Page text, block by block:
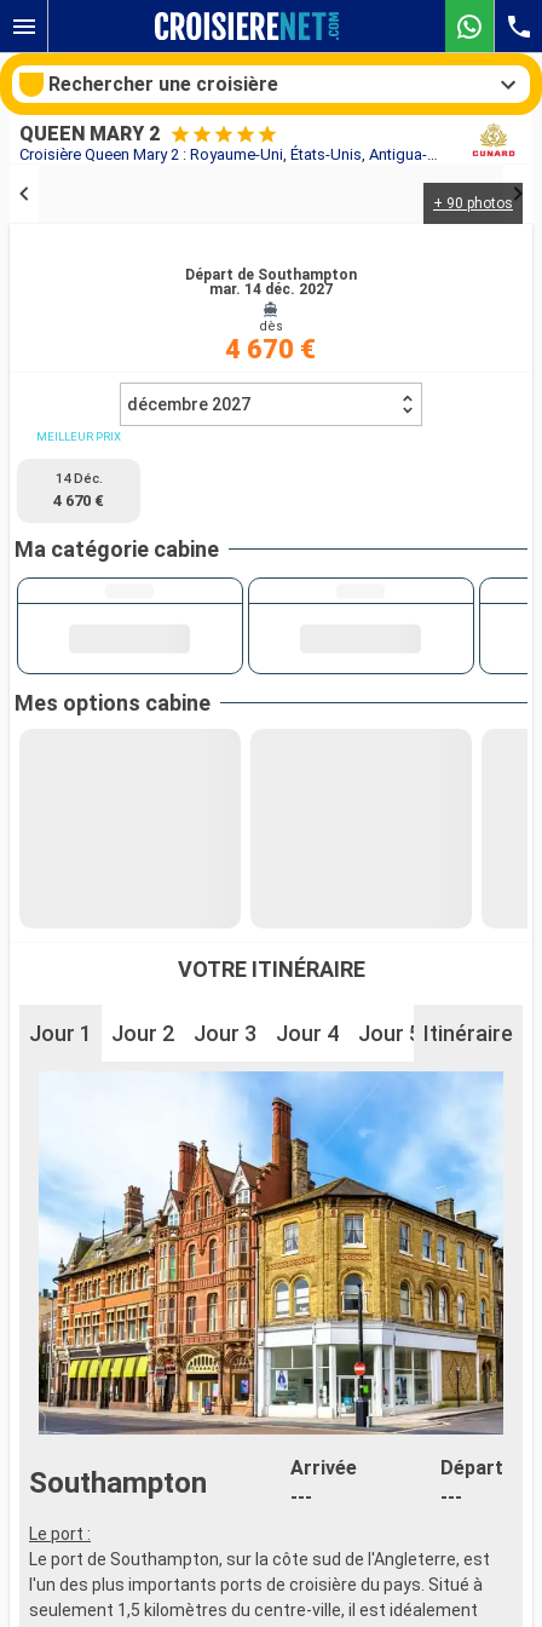
Croisière Queen Mary 2 : Royaume-Uni, États-Unis, Antigua-et-Barbuda, Sainte-Lucie, Barbade, Dominique, Saint-Martin au départ de Southampton
QUEEN MARY 2
+ 90 photos
Départ de Southampton
mar. 14 déc. 2027
dès
4 670 €
décembre 2027
MEILLEUR PRIX
14 Déc.
4 670 €
Ma catégorie cabine
Mes options cabine
VOTRE ITINÉRAIRE
Jour 1 Jour 2 Jour 3 Jour 4 Jour 5 Jour 6
Itinéraire
Southampton
Arrivée
---
Départ
---
Le port :
Le port de Southampton, sur la côte sud de l'Angleterre, est
l'un des plus importants ports de croisière du pays. Situé à
seulement 1,5 kilomètres du centre-ville, il est idéalement
Rechercher une croisière
Rechercher